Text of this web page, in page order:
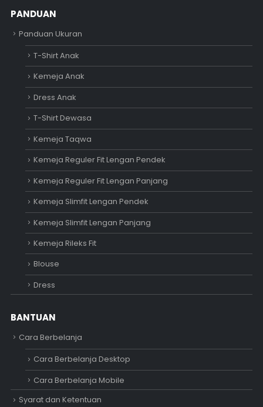
PANDUAN
Panduan Ukuran
T-Shirt Anak
Kemeja Anak
Dress Anak
T-Shirt Dewasa
Kemeja Taqwa
Kemeja Reguler Fit Lengan Pendek
Kemeja Reguler Fit Lengan Panjang
Kemeja Slimfit Lengan Pendek
Kemeja Slimfit Lengan Panjang
Kemeja Rileks Fit
Blouse
Dress
BANTUAN
Cara Berbelanja
Cara Berbelanja Desktop
Cara Berbelanja Mobile
Syarat dan Ketentuan